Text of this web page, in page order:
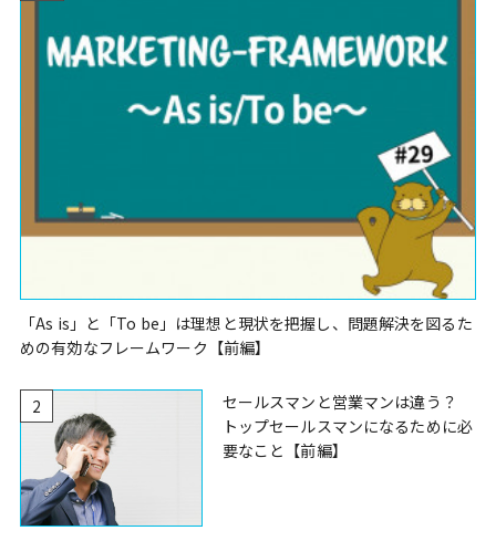
「As is」と「To be」は理想と現状を把握し、問題解決を図るた
めの有効なフレームワーク【前編】
2
セールスマンと営業マンは違う？
トップセールスマンになるために必
要なこと【前編】